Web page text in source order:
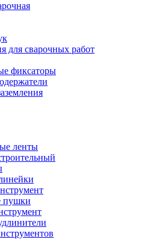
для сварочных работ
фиксаторы
ленты
пушки